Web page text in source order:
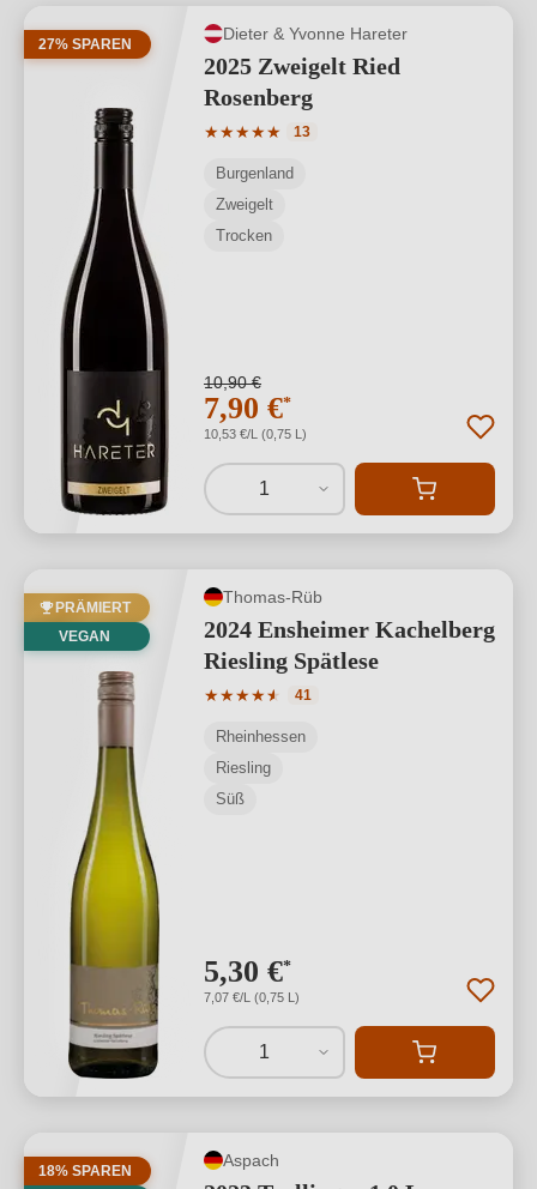
27% SPAREN
Dieter & Yvonne Hareter
2025 Zweigelt Ried
Rosenberg
★★★★★
Durchschnittliche Bewertung von 5
13
Burgenland
Zweigelt
Trocken
10,90 €
7,90 €*
10,53 €/L (0,75 L)
1
PRÄMIERT
VEGAN
Thomas-Rüb
2024 Ensheimer Kachelberg
Riesling Spätlese
★★★★★
★
Durchschnittliche Bewertung von 4.93
41
Rheinhessen
Riesling
Süß
5,30 €*
7,07 €/L (0,75 L)
1
18% SPAREN
Aspach